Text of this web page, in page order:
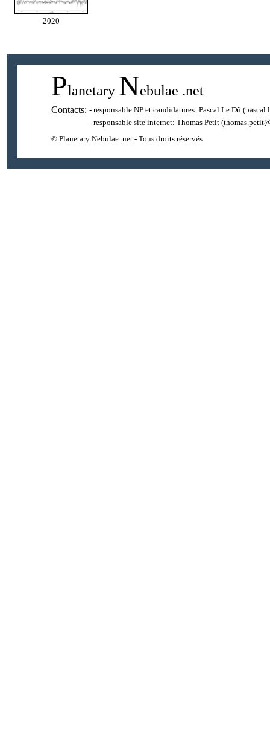
2020
Planetary Nebulae .net
Contacts: - responsable NP et candidatures: Pascal Le Dû
- responsable site internet: Thomas Petit
© Planetary Nebulae .net - Tous droits réservés